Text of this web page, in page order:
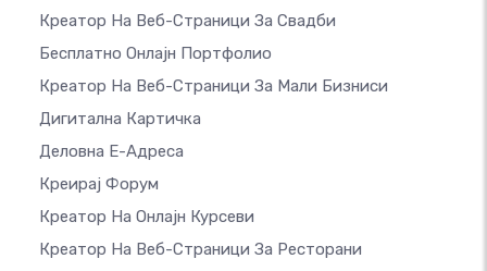
Креатор На Веб-Страници За Свадби
Бесплатно Онлајн Портфолио
Креатор На Веб-Страници За Мали Бизниси
Дигитална Картичка
Деловна Е-Адреса
Креирај Форум
Креатор На Онлајн Курсеви
Креатор На Веб-Страници За Ресторани